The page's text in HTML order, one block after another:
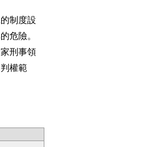
制度設
危險。
刑事領
權範